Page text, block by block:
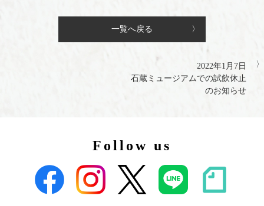
一覧へ戻る
2022年1月7日
石蔵ミュージアムでの試飲休止
のお知らせ
Follow us